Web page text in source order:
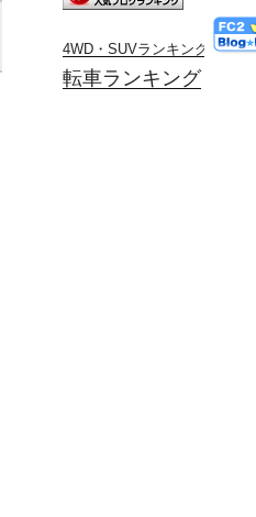
4WD・SUVランキング
転車ランキング